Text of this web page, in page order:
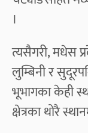
।
त्यसैगरी, मधेस
लुम्बिनी र
भूभागका केही
क्षेत्रका थोरै